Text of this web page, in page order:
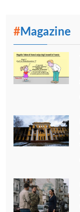
#Magazine